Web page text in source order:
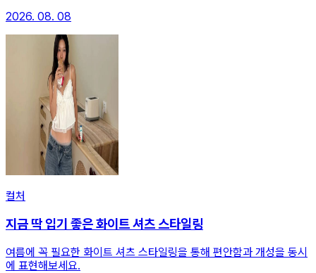
2026. 08. 08
컬처
지금 딱 입기 좋은 화이트 셔츠 스타일링
여름에 꼭 필요한 화이트 셔츠 스타일링을 통해 편안함과 개성을 동시
에 표현해보세요.